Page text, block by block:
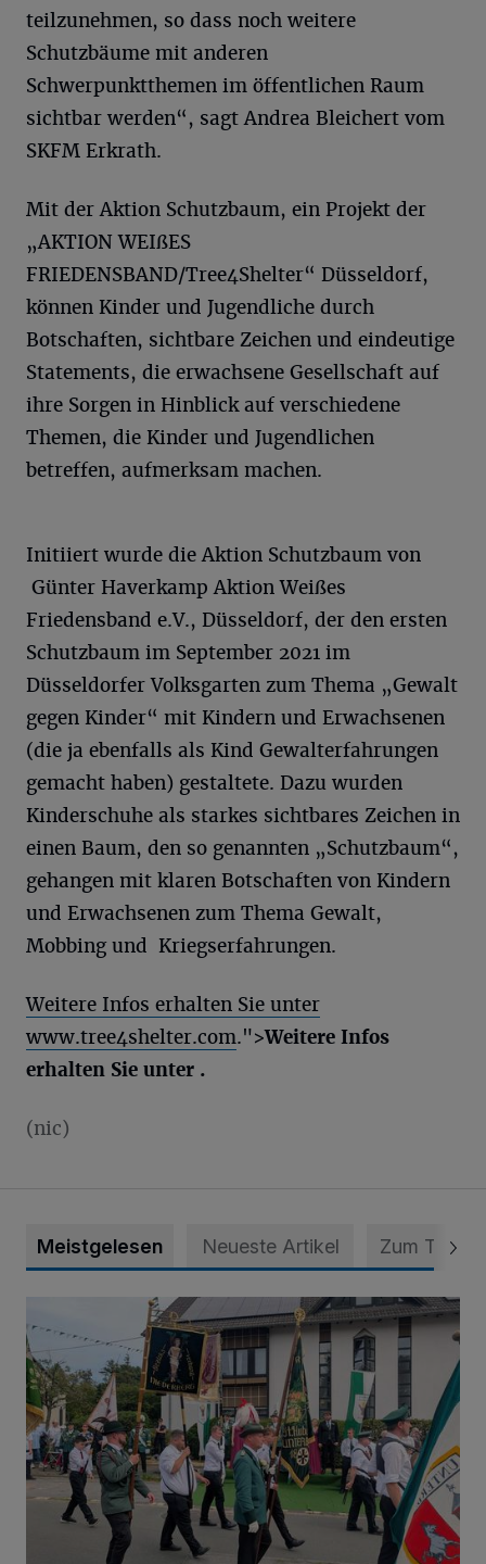
teilzunehmen, so dass noch weitere
Schutzbäume mit anderen
Schwerpunktthemen im öffentlichen Raum
sichtbar werden“, sagt Andrea Bleichert vom
SKFM Erkrath.
Mit der Aktion Schutzbaum, ein Projekt der
„AKTION WEIßES
FRIEDENSBAND/Tree4Shelter“ Düsseldorf,
können Kinder und Jugendliche durch
Botschaften, sichtbare Zeichen und eindeutige
Statements, die erwachsene Gesellschaft auf
ihre Sorgen in Hinblick auf verschiedene
Themen, die Kinder und Jugendlichen
betreffen, aufmerksam machen.
Initiiert wurde die Aktion Schutzbaum von
Günter Haverkamp Aktion Weißes
Friedensband e.V., Düsseldorf, der den ersten
Schutzbaum im September 2021 im
Düsseldorfer Volksgarten zum Thema „Gewalt
gegen Kinder“ mit Kindern und Erwachsenen
(die ja ebenfalls als Kind Gewalterfahrungen
gemacht haben) gestaltete. Dazu wurden
Kinderschuhe als starkes sichtbares Zeichen in
einen Baum, den so genannten „Schutzbaum“,
gehangen mit klaren Botschaften von Kindern
und Erwachsenen zum Thema Gewalt,
Mobbing und Kriegserfahrungen.
Weitere Infos erhalten Sie unter
www.tree4shelter.com.">Weitere Infos
erhalten Sie unter .
(nic)
Meistgelesen Neueste Artikel Zum Thema
Nach der Parade folgt Montag das Königsschießen